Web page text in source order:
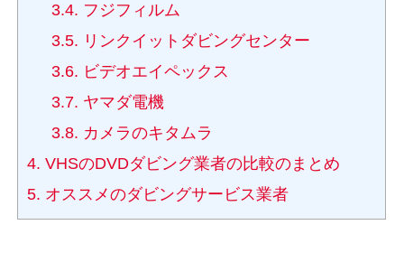
3.4. フジフィルム
3.5. リンクイットダビングセンター
3.6. ビデオエイペックス
3.7. ヤマダ電機
3.8. カメラのキタムラ
4. VHSのDVDダビング業者の比較のまとめ
5. オススメのダビングサービス業者